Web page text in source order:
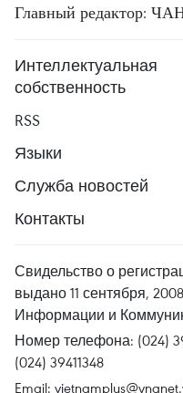
Главный редактор:
Интеллектуальная
собственность
RSS
Языки
Служба новостей
Контакты
Свидельство о
выдано 11 сентября,
Информации и
Номер телефона: (024)
(024) 39411348
Email: